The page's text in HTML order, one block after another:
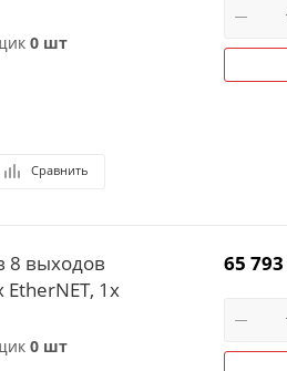
0 шт
Сравнить
8 выходов
EtherNET, 1x
0 шт
65 793